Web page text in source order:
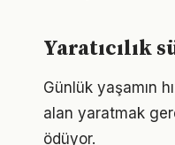
Yaratıcılık
Günlük yaşamın
alan yaratmak
ödüyor.